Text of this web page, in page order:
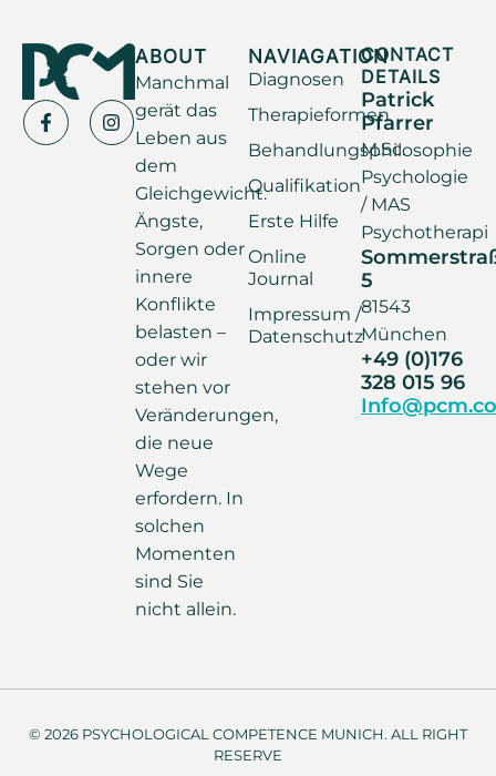
ABOUT
Manchmal
gerät das
Leben aus
dem
Gleichgewicht.
Ängste,
Sorgen oder
innere
Konflikte
belasten –
oder wir
stehen vor
Veränderungen,
die neue
Wege
erfordern. In
solchen
Momenten
sind Sie
nicht allein.
NAVIAGATION
Diagnosen
Therapieformen
Behandlungsphilosophie
Qualifikation
Erste Hilfe
Online
Journal
Impressum /
Datenschutz
CONTACT
DETAILS
Patrick
Pfarrer
M.Sc.
Psychologie
/ MAS
Psychotherapi
5
81543
München
+49 (0)176
328 015 96
© 2026 PSYCHOLOGICAL COMPETENCE MUNICH. ALL RIGHT
RESERVE